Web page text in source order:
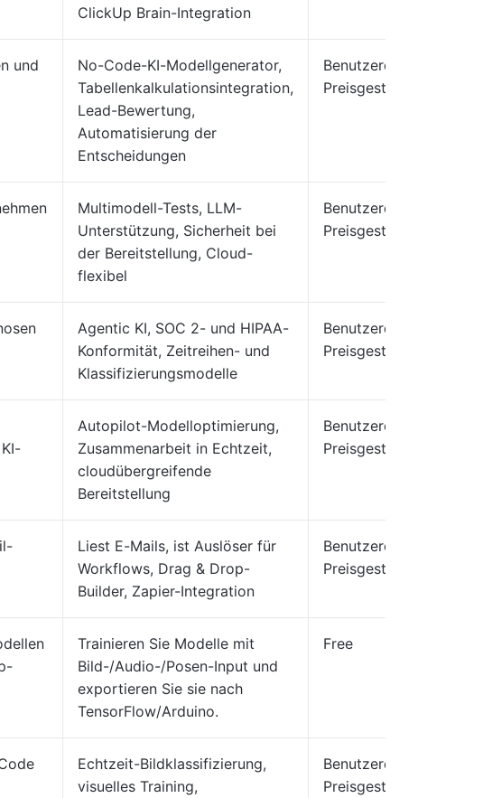
ClickUp Brain-Integration
und
No-Code-KI-Modellgenerator,
Tabellenkalkulationsintegration,
Lead-Bewertung,
Automatisierung der
Entscheidungen
Benutzerdefinierte
Preisgestaltung
Multimodell-Tests, LLM-
Unterstützung, Sicherheit bei
der Bereitstellung, Cloud-
flexibel
Benutzerdefinierte
Preisgestaltung
Agentic KI, SOC 2- und HIPAA-
Konformität, Zeitreihen- und
Klassifizierungsmodelle
Benutzerdefinierte
Preisgestaltung
Autopilot-Modelloptimierung,
Zusammenarbeit in Echtzeit,
cloudübergreifende
Bereitstellung
Benutzerdefinierte
Preisgestaltung
Liest E-Mails, ist Auslöser für
Workflows, Drag & Drop-
Builder, Zapier-Integration
Benutzerdefinierte
Preisgestaltung
Trainieren Sie Modelle mit
Bild-/Audio-/Posen-Input und
exportieren Sie sie nach
TensorFlow/Arduino.
Free
Echtzeit-Bildklassifizierung,
visuelles Training,
Benutzerdefinierte
Preisgestaltung